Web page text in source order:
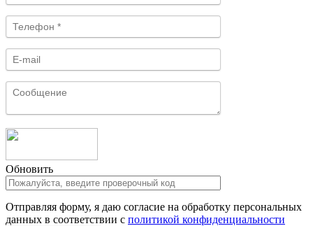
Обновить
Отправляя форму, я даю согласие на обработку персональных
данных в соответствии с политикой конфиденциальности